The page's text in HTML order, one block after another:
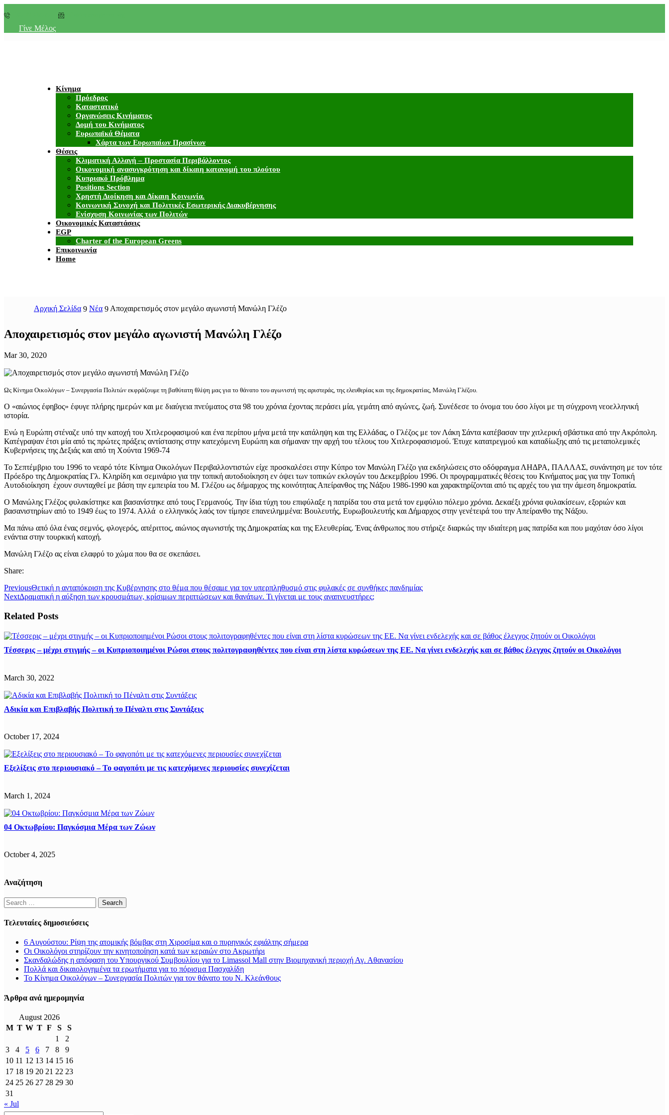
Γίνε Μέλος
Κίνημα
Πρόεδρος
Καταστατικό
Οργανώσεις Κινήματος
Δομή του Κινήματος
Ευρωπαϊκά Θέματα
Χάρτα των Ευρωπαίων Πρασίνων
Θέσεις
Κλιματική Αλλαγή – Προστασία Περιβάλλοντος
Οικονομική ανασυγκρότηση και δίκαιη κατανομή του πλούτου
Κυπριακό Πρόβλημα
Positions Section
Χρηστή Διοίκηση και Δίκαιη Κοινωνία.
Κοινωνική Συνοχή και Πολιτικές Εσωτερικής Διακυβέρνησης
Ενίσχυση Κοινωνίας των Πολιτών
Οικονομικές Καταστάσεις
EGP
Charter of the European Greens
Επικοινωνία
Home
Αρχική Σελίδα 9 Νέα 9 Αποχαιρετισμός στον μεγάλο αγωνιστή Μανώλη Γλέζο
Αποχαιρετισμός στον μεγάλο αγωνιστή Μανώλη Γλέζο
Mar 30, 2020
Ως Κίνημα Οικολόγων – Συνεργασία Πολιτών εκφράζουμε τη βαθύτατη θλίψη μας για το θάνατο του αγωνιστή της αριστεράς, της ελευθερίας και της δημοκρατίας, Μανώλη Γλέζου.
Ο «αιώνιος έφηβος» έφυγε πλήρης ημερών και με διαύγεια πνεύματος στα 98 του χρόνια έχοντας περάσει μία, γεμάτη από αγώνες, ζωή. Συνέδεσε το όνομα του όσο λίγοι με τη σύγχρονη νεοελληνική
ιστορία.
Ενώ η Ευρώπη στέναζε υπό την κατοχή του Χιτλεροφασιμού και ένα περίπου μήνα μετά την κατάληψη και της Ελλάδας, ο Γλέζος με τον Λάκη Σάντα κατέβασαν την χιτλερική σβάστικα από την Ακρόπολη.
Κατέγραψαν έτσι μία από τις πρώτες πράξεις αντίστασης στην κατεχόμενη Ευρώπη και σήμαναν την αρχή του τέλους του Χιτλεροφασισμού. Έτυχε κατατρεγμού και καταδίωξης από τις μεταπολεμικές
Κυβερνήσεις της Δεξιάς και από τη Χούντα 1969-74
Το Σεπτέμβριο του 1996 το νεαρό τότε Κίνημα Οικολόγων Περιβαλλοντιστών είχε προσκαλέσει στην Κύπρο τον Μανώλη Γλέζο για εκδηλώσεις στο οδόφραγμα ΛΗΔΡΑ, ΠΑΛΛΑΣ, συνάντηση με τον τότε
Πρόεδρο της Δημοκρατίας Γλ. Κληρίδη και σεμινάριο για την τοπική αυτοδιοίκηση εν όψει των τοπικών εκλογών του Δεκεμβρίου 1996. Οι προγραμματικές θέσεις του Κινήματος μας για την Τοπική
Αυτοδιοίκηση έχουν συνταχθεί με βάση την εμπειρία του Μ. Γλέζου ως δήμαρχος της κοινότητας Απείρανθος της Νάξου 1986-1990 και χαρακτηρίζονται από τις αρχές του για την άμεση δημοκρατία.
Ο Μανώλης Γλέζος φυλακίστηκε και βασανίστηκε από τους Γερμανούς. Την ίδια τύχη του επιφύλαξε η πατρίδα του στα μετά τον εμφύλιο πόλεμο χρόνια. Δεκαέξι χρόνια φυλακίσεων, εξοριών και
βασανιστηρίων από το 1949 έως το 1974. Αλλά ο ελληνικός λαός τον τίμησε επανειλημμένα: Βουλευτής, Ευρωβουλευτής και Δήμαρχος στην γενέτειρά του την Απείρανθο της Νάξου.
Μα πάνω από όλα ένας σεμνός, φλογερός, απέριττος, αιώνιος αγωνιστής της Δημοκρατίας και της Ελευθερίας. Ένας άνθρωπος που στήριζε διαρκώς την ιδιαίτερη μας πατρίδα και που μαχόταν όσο λίγοι
ενάντια στην τουρκική κατοχή.
Μανώλη Γλέζο ας είναι ελαφρύ το χώμα που θα σε σκεπάσει.
Share:
PreviousΘετική η ανταπόκριση της Κυβέρνησης στο θέμα που θέσαμε για τον υπερπληθυσμό στις φυλακές σε συνθήκες πανδημίας
NextΔραματική η αύξηση των κρουσμάτων, κρίσιμων περιπτώσεων και θανάτων. Τι γίνεται με τους αναπνευστήρες;
Related Posts
Τέσσερις – μέχρι στιγμής – οι Κυπριοποιημένοι Ρώσοι στους πολιτογραφηθέντες που είναι στη λίστα κυρώσεων της ΕΕ. Να γίνει ενδελεχής και σε βάθος έλεγχος ζητούν οι Οικολόγοι
March 30, 2022
Αδικία και Επιβλαβής Πολιτική το Πέναλτι στις Συντάξεις
October 17, 2024
Εξελίξεις στο περιουσιακό – Το φαγοπότι με τις κατεχόμενες περιουσίες συνεχίζεται
March 1, 2024
04 Οκτωβρίου: Παγκόσμια Μέρα των Ζώων
October 4, 2025
Αναζήτηση
Search
for:
Τελευταίες δημοσιεύσεις
6 Αυγούστου: Ρίψη της ατομικής βόμβας στη Χιροσίμα και ο πυρηνικός εφιάλτης σήμερα
Οι Οικολόγοι στηρίζουν την κινητοποίηση κατά των κεραιών στο Ακρωτήρι
Σκανδαλώδης η απόφαση του Υπουργικού Συμβουλίου για το Limassol Mall στην Βιομηχανική περιοχή Αγ. Αθανασίου
Πολλά και δικαιολογημένα τα ερωτήματα για το πόρισμα Πασχαλίδη
Το Κίνημα Οικολόγων – Συνεργασία Πολιτών για τον θάνατο του Ν. Κλεάνθους
Άρθρα ανά ημερομηνία
August 2026
M T W T F S
S
1
2
3
4 5 6 7 8
9
10 11 12 13 14 15 16
17 18 19 20 21 22 23
24 25 26 27 28 29 30
31
« Jul